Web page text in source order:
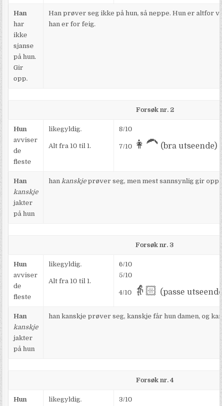
Han
har
ikke
sjanse
på hun.
Gir
opp.
Han prøver seg ikke på hun, så neppe. Hun er altfor
han er for feig.
Forsøk nr. 2
Hun
avviser
de
fleste
likegyldig.
Alt fra 10 til 1.
8/10
7/10 👩‍🦱 (bra utseende)
Han
kanskje
jakter
på hun
hankanskjeprøver seg, men mest sannsynlig gir opp
Forsøk nr. 3
Hun
avviser
de
fleste
likegyldig.
Alt fra 10 til 1.
6/10
5/10
4/10 👵🏻 (passe
Han
kanskje
jakter
på hun
han kanskje prøver seg, kanskje får hun damen, og
Forsøk nr. 4
Hun likegyldig.
3/10